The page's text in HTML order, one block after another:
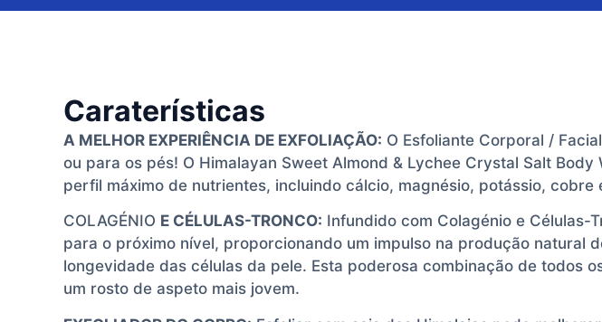
Caraterísticas
A MELHOR EXPERIÊNCIA DE EXFOLIAÇÃO: O Esfoliante Corporal /
ou para os pés! O Himalayan Sweet Almond & Lychee Crystal Salt
perfil máximo de nutrientes, incluindo cálcio, magnésio, potássio,
COLAGÉNIO E CÉLULAS-TRONCO: Infundido com Colagénio e Células-
para o próximo nível, proporcionando um impulso na produção natural
longevidade das células da pele. Esta poderosa combinação de todos
um rosto de aspeto mais jovem.